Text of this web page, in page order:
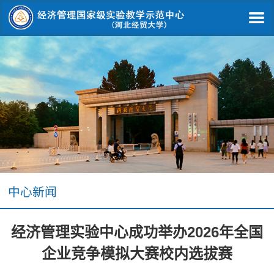
中心新闻
经济管理实验中心成功举办2026年全国
企业竞争模拟大赛校内选拔赛